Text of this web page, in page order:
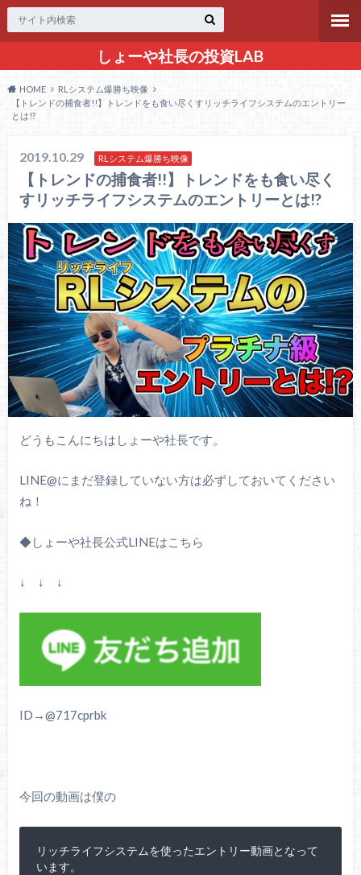
しょーや社長の投資LAB
HOME
RLシステム爆勝ち映像
【トレンドの捕食者!!】トレンドをも食い尽くすリッチライフシステムのエントリー
とは!?
2019.10.29 RLシステム爆勝ち映像
【トレンドの捕食者!!】トレンドをも食い尽く
すリッチライフシステムのエントリーとは!?
どうもこんにちはしょーや社長です。
LINE@にまだ登録していない方は必ずしておいてください
ね！
◆しょーや社長公式LINEはこちら
↓ ↓ ↓
ID→@717cprbk
今回の動画は僕の
リッチライフシステムを使ったエントリー動画となって
います。